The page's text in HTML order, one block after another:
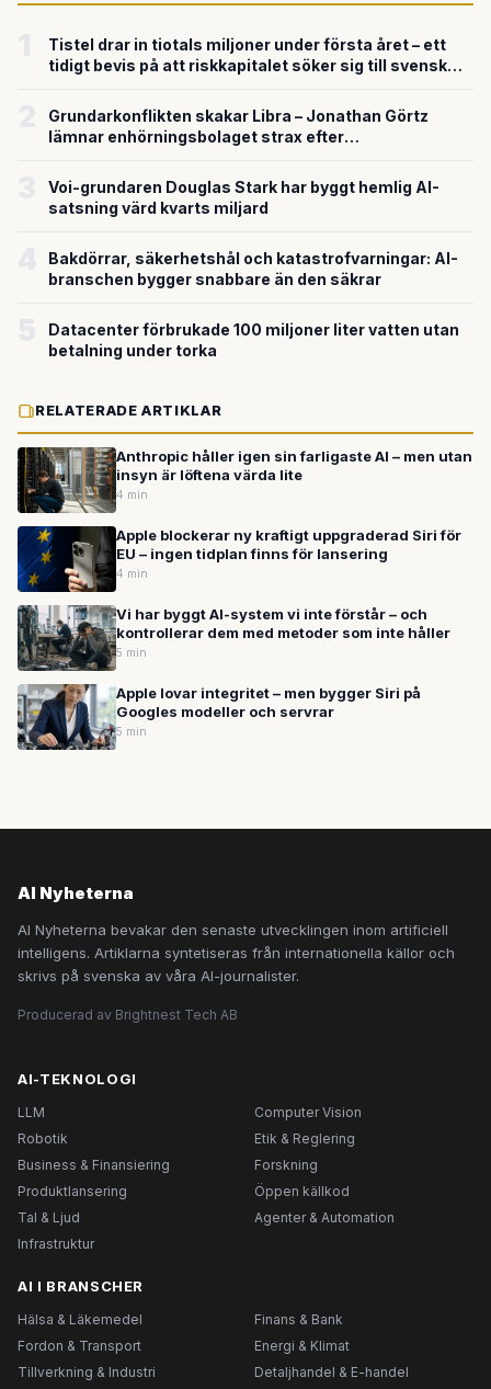
Tistel drar in tiotals miljoner under första året – ett
tidigt bevis på att riskkapitalet söker sig till svensk
Grundarkonflikten skakar Libra – Jonathan Görtz
lämnar enhörningsbolaget strax efter
Voi-grundaren Douglas Stark har byggt hemlig AI-
satsning värd kvarts miljard
Bakdörrar, säkerhetshål och katastrofvarningar: AI-
branschen bygger snabbare än den säkrar
Datacenter förbrukade 100 miljoner liter vatten utan
betalning under torka
RELATERADE ARTIKLAR
Anthropic håller igen sin farligaste AI – men utan
insyn är löftena värda lite
4 min
Apple blockerar ny kraftigt uppgraderad Siri för
EU – ingen tidplan finns för lansering
4 min
Vi har byggt AI-system vi inte förstår – och
kontrollerar dem med metoder som inte håller
5 min
Apple lovar integritet – men bygger Siri på
Googles modeller och servrar
5 min
AI Nyheterna
AI Nyheterna bevakar den senaste utvecklingen inom artificiell
intelligens. Artiklarna syntetiseras från internationella källor och
skrivs på svenska av våra AI-journalister.
Producerad av Brightnest Tech AB
AI-TEKNOLOGI
LLM
Computer Vision
Robotik
Etik & Reglering
Business & Finansiering
Forskning
Produktlansering
Öppen källkod
Tal & Ljud
Agenter & Automation
Infrastruktur
AI I BRANSCHER
Hälsa & Läkemedel
Finans & Bank
Fordon & Transport
Energi & Klimat
Tillverkning & Industri
Detaljhandel & E-handel